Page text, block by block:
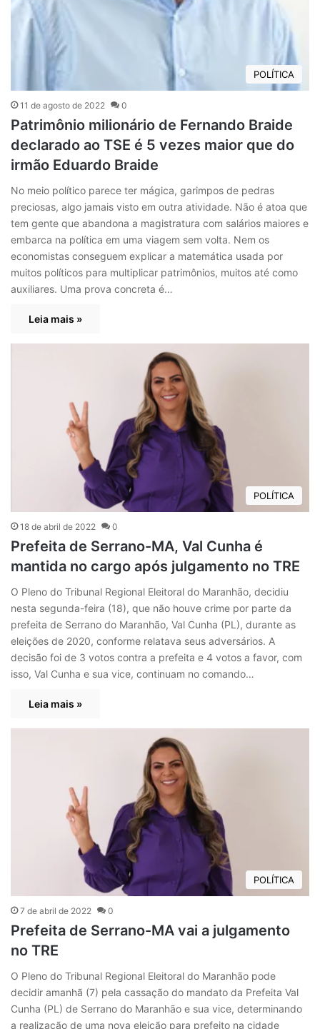
POLÍTICA
11 de agosto de 2022 0
Patrimônio milionário de Fernando Braide
declarado ao TSE é 5 vezes maior que do
irmão Eduardo Braide
No meio político parece ter mágica, garimpos de pedras
preciosas, algo jamais visto em outra atividade. Não é atoa que
tem gente que abandona a magistratura com salários maiores e
embarca na política em uma viagem sem volta. Nem os
economistas conseguem explicar a matemática usada por
muitos políticos para multiplicar patrimônios, muitos até como
auxiliares. Uma prova concreta é…
Leia mais »
POLÍTICA
18 de abril de 2022 0
Prefeita de Serrano-MA, Val Cunha é
mantida no cargo após julgamento no TRE
O Pleno do Tribunal Regional Eleitoral do Maranhão, decidiu
nesta segunda-feira (18), que não houve crime por parte da
prefeita de Serrano do Maranhão, Val Cunha (PL), durante as
eleições de 2020, conforme relatava seus adversários. A
decisão foi de 3 votos contra a prefeita e 4 votos a favor, com
isso, Val Cunha e sua vice, continuam no comando…
Leia mais »
POLÍTICA
7 de abril de 2022 0
Prefeita de Serrano-MA vai a julgamento
no TRE
O Pleno do Tribunal Regional Eleitoral do Maranhão pode
decidir amanhã (7) pela cassação do mandato da Prefeita Val
Cunha (PL) de Serrano do Maranhão e sua vice, determinando
a realização de uma nova eleição para prefeito na cidade